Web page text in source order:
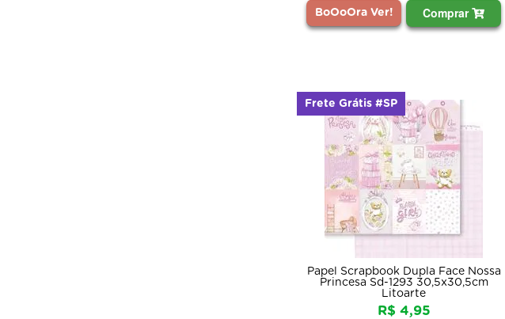
BoOoOra Ver! Comprar
Papel Scrapbook Dupla Face Nossa
Princesa Sd-1293 30,5x30,5cm
Litoarte
R$ 4,95
Frete Grátis #SP